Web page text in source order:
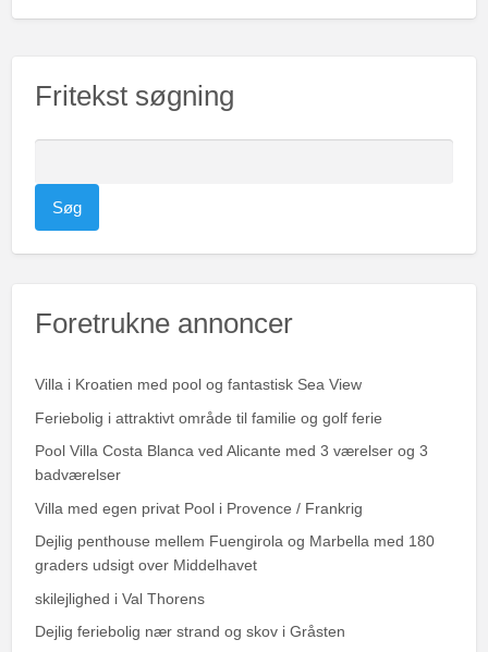
Fritekst søgning
ø
e
:
Foretrukne annoncer
Villa i Kroatien med pool og fantastisk Sea View
Feriebolig i attraktivt område til familie og golf ferie
Pool Villa Costa Blanca ved Alicante med 3 værelser og 3
badværelser
Villa med egen privat Pool i Provence / Frankrig
Dejlig penthouse mellem Fuengirola og Marbella med 180
graders udsigt over Middelhavet
skilejlighed i Val Thorens
Dejlig feriebolig nær strand og skov i Gråsten